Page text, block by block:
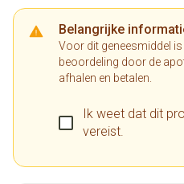
Belangrijke
Voor dit geneesmiddel
beoordeling door de
afhalen en betalen.
Ik weet dat dit
vereist.